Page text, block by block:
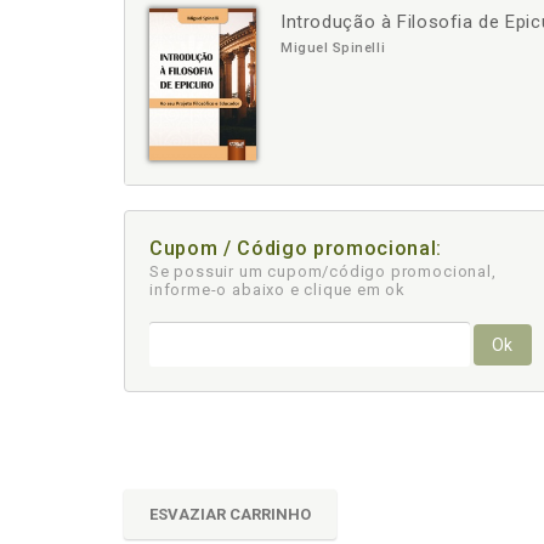
Introdução à Filosofia de
Miguel Spinelli
-
Cupom / Código promocional:
Se possuir um cupom/código promocional,
informe-o abaixo e clique em ok
Ok
ESVAZIAR CARRINHO